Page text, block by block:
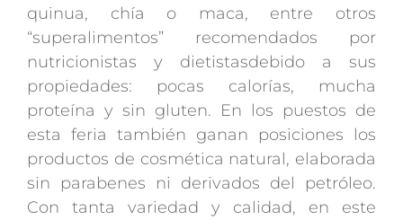
quinua, chía o maca, entre otros
“superalimentos” recomendados por
nutricionistas y dietistasdebido a sus
propiedades: pocas calorías, mucha
proteína y sin gluten. En los puestos de
esta feria también ganan posiciones los
productos de cosmética natural, elaborada
sin parabenes ni derivados del petróleo.
Con tanta variedad y calidad, en este